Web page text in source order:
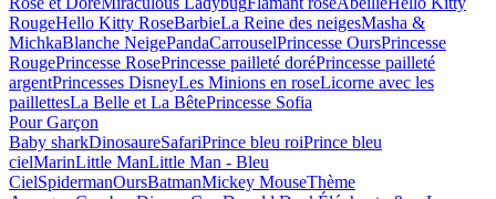
RougeHello Kitty RoseBarbieLa Reine des neigesMasha &
MichkaBlanche NeigePandaCarrouselPrincesse OursPrincesse
RougePrincesse RosePrincesse pailleté doréPrincesse pailleté
argentPrincesses DisneyLes Minions en roseLicorne avec les
paillettesLa Belle et La BêtePrincesse Sofia
Pour Garçon
Baby sharkDinosaureSafariPrince bleu roiPrince bleu
cielMarinLittle ManLittle Man - Bleu
CielSpidermanOursBatmanMickey MouseThème